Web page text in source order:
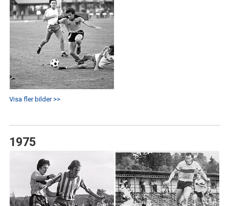
Visa fler bilder >>
1975